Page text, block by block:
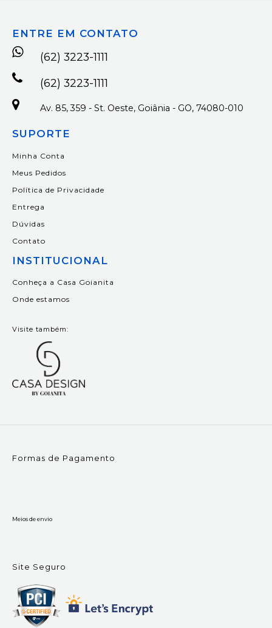
ENTRE EM CONTATO
(62) 3223-1111
(62) 3223-1111
Av. 85, 359 - St. Oeste, Goiânia - GO, 74080-010
SUPORTE
Minha Conta
Meus Pedidos
Política de Privacidade
Entrega
Dúvidas
Contato
INSTITUCIONAL
Conheça a Casa Goianita
Onde estamos
Visite também:
Formas de Pagamento
Meios de envio
Site Seguro